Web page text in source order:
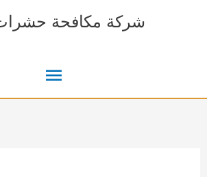
شركة مكافحة
القائمة